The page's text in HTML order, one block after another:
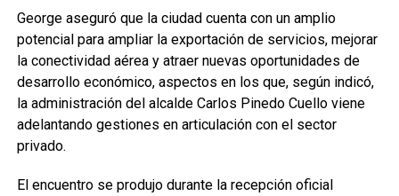
George aseguró que la ciudad cuenta con un amplio
potencial para ampliar la exportación de servicios, mejorar
la conectividad aérea y atraer nuevas oportunidades de
desarrollo económico, aspectos en los que, según indicó,
la administración del alcalde Carlos Pinedo Cuello viene
adelantando gestiones en articulación con el sector
privado.
El encuentro se produjo durante la recepción oficial